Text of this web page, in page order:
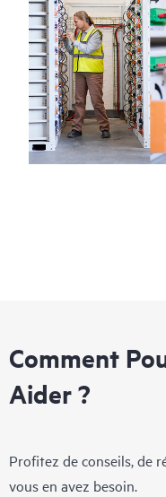
Comment
Aider ?
Profitez de conseils, de
vous en avez besoin.